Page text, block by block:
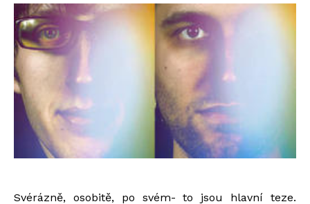
Svérázně, osobitě, po svém- to jsou hlavní teze.